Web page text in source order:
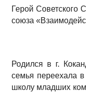
Герой Советского
союза
Родился в г.
семья переехала
школу младших